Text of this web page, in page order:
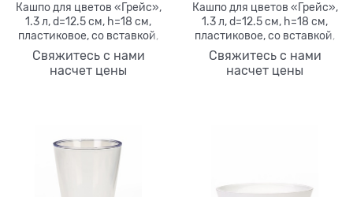
Кашпо для цветов «Грейс»,
1.3 л, d=12.5 см, h=18 см,
пластиковое, со вставкой,
прозрачное
Свяжитесь с нами
насчет цены
Кашпо для цветов «Грейс»,
1.3 л, d=12.5 см, h=18 см,
пластиковое, со вставкой,
серое
Свяжитесь с нами
насчет цены